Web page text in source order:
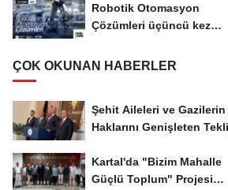
Robotik Otomasyon
Çözümleri üçüncü kez
düzenlenecek
ÇOK OKUNAN HABERLER
Şehit Aileleri ve Gazilerin
Haklarını Genişleten
Kartal'da "Bizim Mahalle
Güçlü Toplum" Projesi